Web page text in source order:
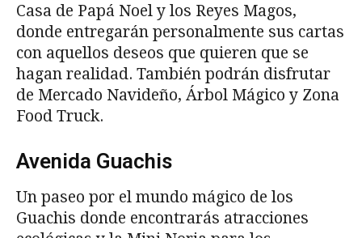
Casa de Papá Noel y los Reyes Magos,
donde entregarán personalmente sus cartas
con aquellos deseos que quieren que se
hagan realidad. También podrán disfrutar
de Mercado Navideño, Árbol Mágico y Zona
Food Truck.
Avenida Guachis
Un paseo por el mundo mágico de los
Guachis donde encontrarás atracciones